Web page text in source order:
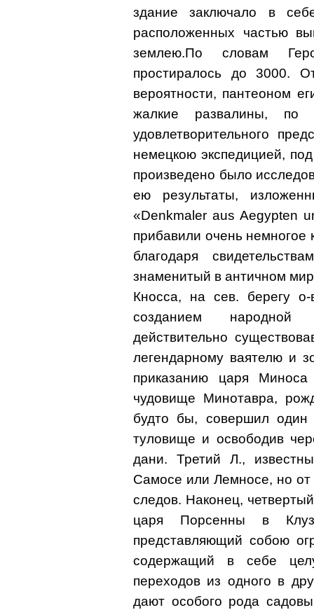
здание заключало в
расположенных частью
землею.По словам
простиралось до 3000.
вероятности, пантеоном
жалкие развалины, по
удовлетворительного
немецкою экспедицией,
произведено было
ею результаты,
«Denkmaler aus Aegypten
прибавили очень
благодаря
знаменитый в античном
Кносса, на сев. берегу
созданием
действительно
легендарному ваятелю и
приказанию царя
чудовище Минотавра,
будто бы, совершил один
туловище и освободив
дани. Третий Л.,
Самосе или Лемносе, но от
следов. Наконец,
царя Порсенны в
представляющий собою
содержащий в себе
переходов из одного в
дают особого рода